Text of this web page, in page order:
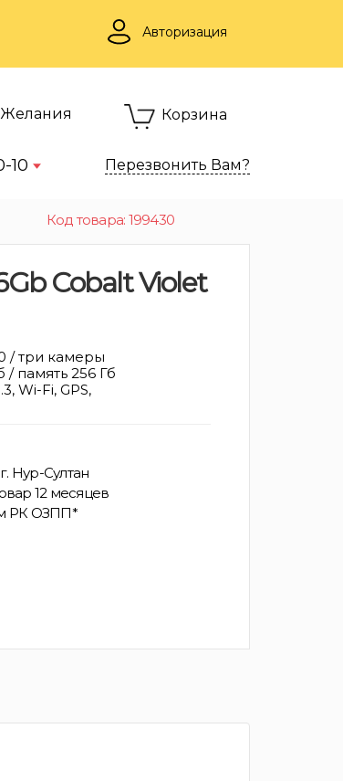
Авторизация
Желания Корзина
10 Перезвонить Вам?
Код товара: 199430
Cobalt Violet
/ три камеры
/ память 256 Гб
Wi-Fi, GPS,
Нур-Султан
12 месяцев
РК ОЗПП*